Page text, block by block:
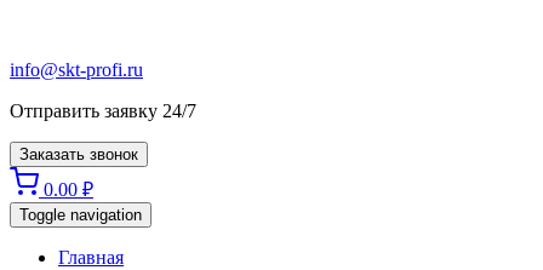
info@skt-profi.ru
Отправить заявку 24/7
Заказать звонок
0.00 ₽
Toggle navigation
Главная